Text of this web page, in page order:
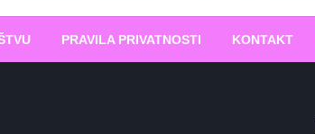
DOBRO
PRAVILA PRIVATNOSTI KONTAKT